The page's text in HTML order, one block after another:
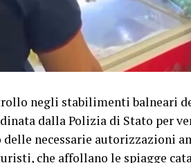
negli stabilimenti balneari
dalla Polizia di Stato per
delle necessarie autorizzazioni
che affollano le spiagge